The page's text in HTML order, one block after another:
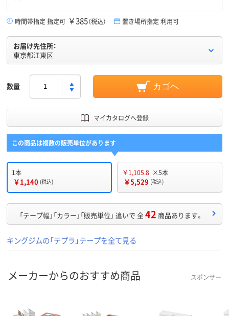
時間帯指定 指定可 ￥385（税込） 置き場所指定 利用可
お届け先住所：
東京都江東区
数量 カゴへ
マイカタログへ登録
この商品は複数の販売単位があります
1本
￥1,140 (税込)
￥1,105.8 ×5本
￥5,529 (税込)
「テープ幅」「カラー」「販売単位」 違いで 全42 商品あります。
キングジムの「テプラ」テープを全て見る
メーカーからのおすすめ商品 スポンサー